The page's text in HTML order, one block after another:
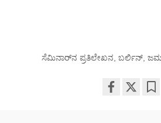
ಸೆಮಿನಾರ್‌ನ ಪ್ರತಿಲೇಖನ, ಬರ್ಲಿನ್,